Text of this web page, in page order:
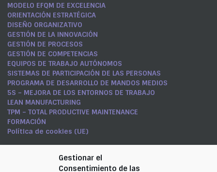
Gestionar el
Consentimiento de las
MODELO EFQM DE EXCELENCIA
ORIENTACIÓN ESTRATÉGICA
DISEÑO ORGANIZATIVO
GESTIÓN DE LA INNOVACIÓN
GESTIÓN DE PROCESOS
GESTIÓN DE COMPETENCIAS
EQUIPOS DE TRABAJO AUTÓNOMOS
SISTEMAS DE PARTICIPACIÓN DE LAS PERSONAS
PROGRAMA DE DESARROLLO DE MANDOS MEDIOS
5S – MEJORA DE LOS ENTORNOS DE TRABAJO
LEAN MANUFACTURING
TPM – TOTAL PRODUCTIVE MAINTENANCE
FORMACIÓN
Política de cookies (UE)
CARMEN RAMÍREZ NICOLÁS